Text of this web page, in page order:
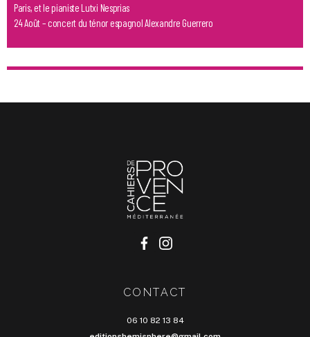
Paris, et le pianiste Lutxi Nesprias
24 Août – concert du ténor espagnol Alexandre Guerrero
CONTACT
06 10 82 13 84